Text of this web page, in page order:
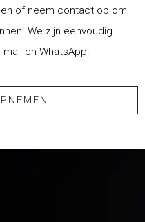
of neem contact op om
We zijn eenvoudig
en WhatsApp.